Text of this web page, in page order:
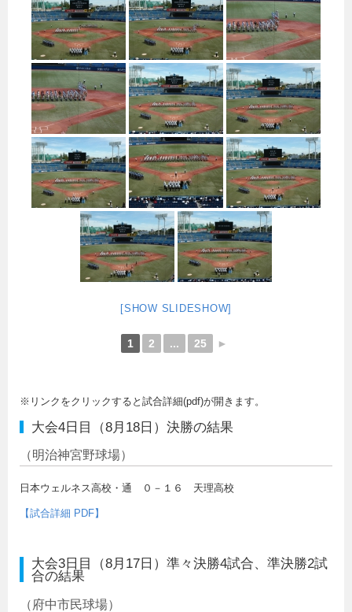
[SHOW SLIDESHOW]
1 2 ... 25 ►
※リンクをクリックすると試合詳細(pdf)が開きます。
大会4日目（8月18日）決勝の結果
（明治神宮野球場）
日本ウェルネス高校・通 ０－１６ 天理高校
【試合詳細 PDF】
大会3日目（8月17日）準々決勝4試合、準決勝2試
合の結果
（府中市民球場）